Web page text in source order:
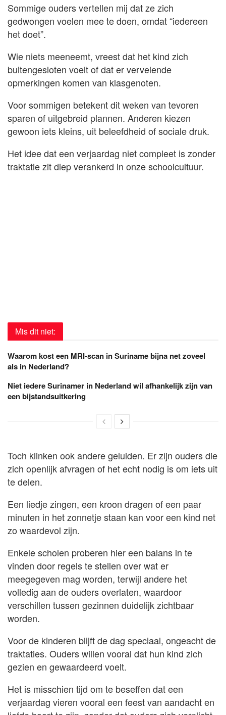
Sommige ouders vertellen mij dat ze zich
gedwongen voelen mee te doen, omdat “iedereen
het doet”.
Wie niets meeneemt, vreest dat het kind zich
buitengesloten voelt of dat er vervelende
opmerkingen komen van klasgenoten.
Voor sommigen betekent dit weken van tevoren
sparen of uitgebreid plannen. Anderen kiezen
gewoon iets kleins, uit beleefdheid of sociale druk.
Het idee dat een verjaardag niet compleet is zonder
traktatie zit diep verankerd in onze schoolcultuur.
Mis dit niet:
Waarom kost een MRI-scan in Suriname bijna net zoveel
als in Nederland?
Niet iedere Surinamer in Nederland wil afhankelijk zijn van
een bijstandsuitkering
Toch klinken ook andere geluiden. Er zijn ouders die
zich openlijk afvragen of het echt nodig is om iets uit
te delen.
Een liedje zingen, een kroon dragen of een paar
minuten in het zonnetje staan kan voor een kind net
zo waardevol zijn.
Enkele scholen proberen hier een balans in te
vinden door regels te stellen over wat er
meegegeven mag worden, terwijl andere het
volledig aan de ouders overlaten, waardoor
verschillen tussen gezinnen duidelijk zichtbaar
worden.
Voor de kinderen blijft de dag speciaal, ongeacht de
traktaties. Ouders willen vooral dat hun kind zich
gezien en gewaardeerd voelt.
Het is misschien tijd om te beseffen dat een
verjaardag vieren vooral een feest van aandacht en